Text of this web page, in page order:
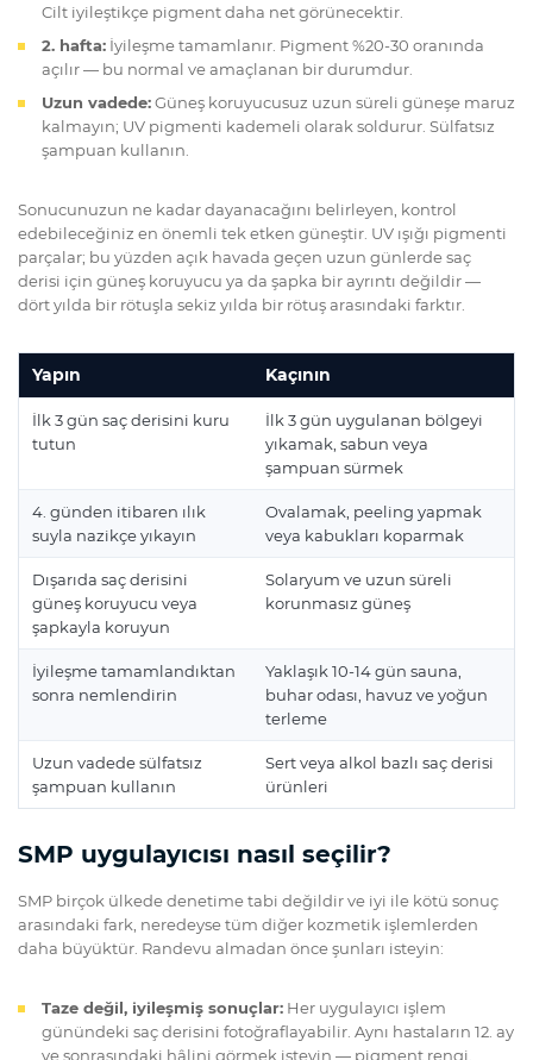
Cilt iyileştikçe pigment daha net görünecektir.
2. hafta: İyileşme tamamlanır. Pigment %20-30 oranında
açılır — bu normal ve amaçlanan bir durumdur.
Uzun vadede:Güneş koruyucusuz uzun süreli güneşe maruz
kalmayın; UV pigmenti kademeli olarak soldurur. Sülfatsız
şampuan kullanın.
Sonucunuzun ne kadar dayanacağını belirleyen, kontrol
edebileceğiniz en önemli tek etken güneştir. UV ışığı pigmenti
parçalar; bu yüzden açık havada geçen uzun günlerde saç
derisi için güneş koruyucu ya da şapka bir ayrıntı değildir —
dört yılda bir rötuşla sekiz yılda bir rötuş arasındaki farktır.
Yapın Kaçının
İlk 3 gün saç derisini kuru
tutun
İlk 3 gün uygulanan bölgeyi
yıkamak, sabun veya
şampuan sürmek
4. günden itibaren ılık
suyla nazikçe yıkayın
Ovalamak, peeling yapmak
veya kabukları koparmak
Dışarıda saç derisini
güneş koruyucu veya
şapkayla koruyun
Solaryum ve uzun süreli
korunmasız güneş
İyileşme tamamlandıktan
sonra nemlendirin
Yaklaşık 10-14 gün sauna,
buhar odası, havuz ve yoğun
terleme
Uzun vadede sülfatsız
şampuan kullanın
Sert veya alkol bazlı saç derisi
ürünleri
SMP uygulayıcısı nasıl seçilir?
SMP birçok ülkede denetime tabi değildir ve iyi ile kötü sonuç
arasındaki fark, neredeyse tüm diğer kozmetik işlemlerden
daha büyüktür. Randevu almadan önce şunları isteyin:
Taze değil, iyileşmiş sonuçlar: Her uygulayıcı işlem
günündeki saç derisini fotoğraflayabilir. Aynı hastaların 12. ay
ve sonrasındaki hâlini görmek isteyin — pigment rengi,